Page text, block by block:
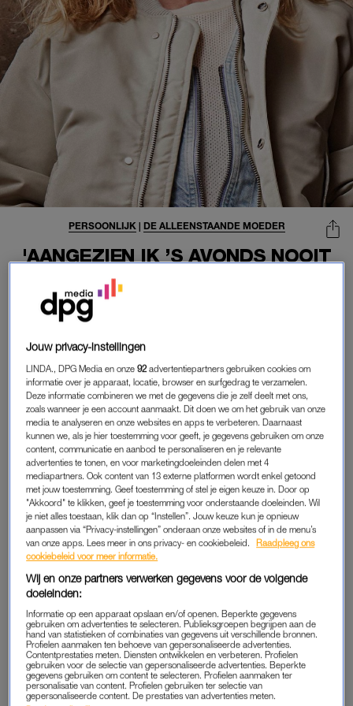
'AANGEZIEN IK ’S AVONDS NOOIT
DE DEUR UITGA, ONDERHOUD IK
EEN ZEER SERIEUZE RELATIE
MET NETFLIX'
PERSOONLIJK| DE ALLEENSTAANDE MOEDER
Netflix is mijn ‘ooo-wat-ik-nu-heb-gezien!’ in plaats van
‘ooo-wat-ik-nu-heb-meegemaakt!’, mijn verfspetters op
een blanco canvas, mijn adrenalinekick, emotionele
achtbaan en soms zelfs mijn leverancier van een
imaginaire affaire.
(Met die ene uitOne Dayen met Jamie Dornan in
al speelt hij daarin een seriemoordenaar met een voorliefde
voor tergend traag wurgen).
Dankzij mijn weinig dynamische leven moet ik het doen met
dezewindows to another world,
steek ik nog iets op van zo’n documentaire en over twintig jaar
is mijn zoon het huis misschien wel uit, dan kan ik zelf weer
gaan leven.
Het probleem is dat het niet bij Netflix blijft. Want dan héb ik
rond middernacht eindelijk de tv uit, zit ik opeens met de
prangende behoefte aan meer informatie over iets of iemand
Jouw privacy-instellingen
LINDA., DPG Media en onze92 advertentiepartners gebruiken cookies om
informatie over je apparaat, locatie, browser en surfgedrag te verzamelen.
Deze informatie combineren we met de gegevens die je zelf deelt met ons,
zoals wanneer je een account aanmaakt. Dit doen we om het gebruik van onze
media te analyseren en onze websites en apps te verbeteren. Daarnaast
kunnen we, als je hier toestemming voor geeft, je gegevens gebruiken om onze
content, communicatie en aanbod te personaliseren en je relevante
advertenties te tonen, en voor marketingdoeleinden delen met 4
mediapartners. Ook content van 13 externe platformen wordt enkel getoond
met jouw toestemming. Geef toestemming of stel je eigen keuze in. Door op
"Akkoord" te klikken, geef je toestemming voor onderstaande doeleinden. Wil
je niet alles toestaan, klik dan op “Instellen”. Jouw keuze kun je opnieuw
aanpassen via “Privacy-instellingen” onderaan onze websites of in de menu’s
van onze apps. Lees meer in ons privacy- en cookiebeleid.
Raadpleeg ons
cookiebeleid voor meer informatie.
Wij en onze partners verwerken gegevens voor de volgende
doeleinden:
Informatie op een apparaat opslaan en/of openen. Beperkte gegevens
gebruiken om advertenties te selecteren. Publieksgroepen begrijpen aan de
hand van statistieken of combinaties van gegevens uit verschillende bronnen.
Profielen aanmaken ten behoeve van gepersonaliseerde advertenties.
Contentprestaties meten. Diensten ontwikkelen en verbeteren. Profielen
gebruiken voor de selectie van gepersonaliseerde advertenties. Beperkte
gegevens gebruiken om content te selecteren. Profielen aanmaken ter
personalisatie van content. Profielen gebruiken ter selectie van
gepersonaliseerde content. De prestaties van advertenties meten.